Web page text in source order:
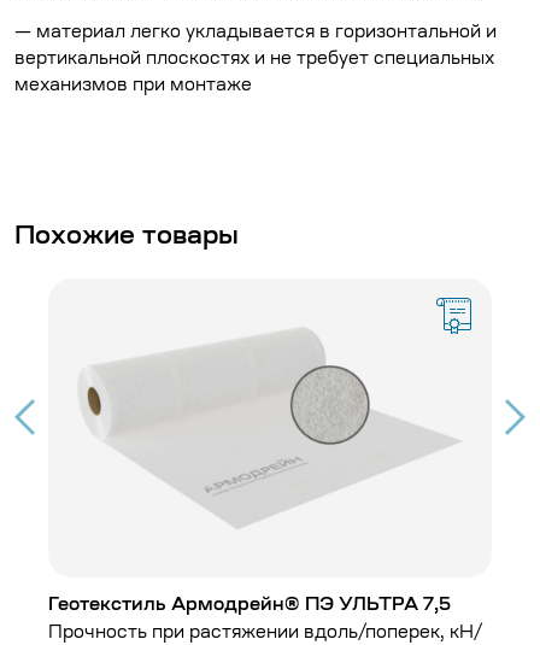
— материал легко укладывается в горизонтальной и
вертикальной плоскостях и не требует специальных
механизмов при монтаже
Похожие товары
Геотекстиль Армодрейн® ПЭ УЛЬТРА 7,5
Прочность при растяжении вдоль/поперек, кН/